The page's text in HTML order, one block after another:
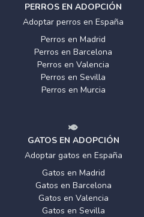
PERROS EN ADOPCIÓN
Adoptar perros en España
Perros en Madrid
Perros en Barcelona
Perros en Valencia
Perros en Sevilla
Perros en Murcia
GATOS EN ADOPCIÓN
Adoptar gatos en España
Gatos en Madrid
Gatos en Barcelona
Gatos en Valencia
Gatos en Sevilla